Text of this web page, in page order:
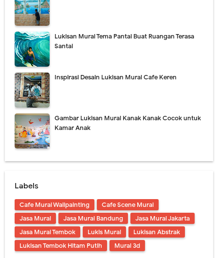
Lukis Mural Dinding Berkualitas & Terbaru 2021
Jasa Lukis Mural Tiga Dimensi Berkualitas
Lukisan Mural Tangga Hiasi Ruangan Tanpa Mahal
Contoh Lukisan Mural Tema Taman Terbaik
Jasa Lukis Mural Simple & Modern Untuk Ruangan
Lukisan Mural Tema Pantai Buat Ruangan Terasa
Santai
Inspirasi Desain Lukisan Mural Cafe Keren
Gambar Lukisan Mural Kanak Kanak Cocok untuk
Kamar Anak
Labels
Cafe Mural Wallpainting
Cafe Scene Mural
Jasa Mural
Jasa Mural Bandung
Jasa Mural Jakarta
Jasa Mural Tembok
Lukis Mural
Lukisan Abstrak
Lukisan Tembok Hitam Putih
Mural 3d